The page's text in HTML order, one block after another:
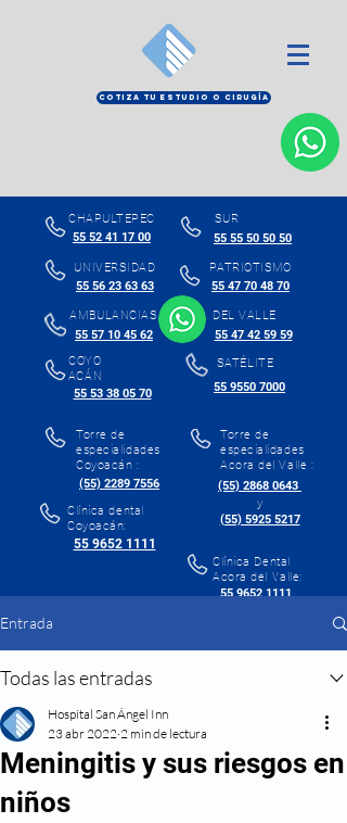
COTIZA TU ESTUDIO O CIRUGÍA
CHAPULTEPEC
55 52 41 17 00
SUR
55 55 50 50 50
UNIVERSIDAD
55 56 23 63 63
55 47 70 48 70
PATRIOTISMO
AMBULANCIAS
55 57 10 45 62
DEL VALLE
55 47 42 59 59
COYO
ACÁN
55 53 38 05 70
SATÉLITE
55 9550 7000
Torre de
especialidades
Coyoacán :
(55) 2289 7556
Clínica dental
Coyoacán:
55 9652 1111
Torre de
especialidades
Acora del Valle :
(55) 2868 0643
y
(55) 5925 5217
Clínica Dental
Acora del Valle:
55 9652 1111
Entrada
Todas las entradas
Meningitis y sus riesgos en
niños
Hospital San Ángel Inn
23 abr 2022 2 min de lectura